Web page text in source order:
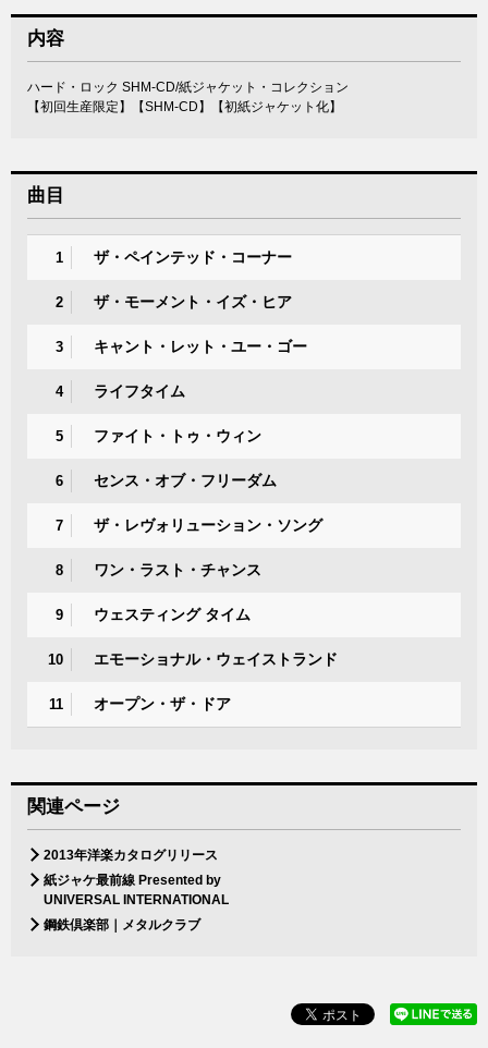
内容
ハード・ロック SHM-CD/紙ジャケット・コレクション
【初回生産限定】【SHM-CD】【初紙ジャケット化】
曲目
1 ザ・ペインテッド・コーナー
2 ザ・モーメント・イズ・ヒア
3 キャント・レット・ユー・ゴー
4 ライフタイム
5 ファイト・トゥ・ウィン
6 センス・オブ・フリーダム
7 ザ・レヴォリューション・ソング
8 ワン・ラスト・チャンス
9 ウェスティング タイム
10 エモーショナル・ウェイストランド
11 オープン・ザ・ドア
関連ページ
2013年洋楽カタログリリース
紙ジャケ最前線 Presented by
UNIVERSAL INTERNATIONAL
鋼鉄倶楽部｜メタルクラブ